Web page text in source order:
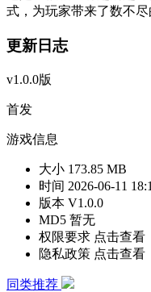
式，为玩家带来了数不尽
更新日志
v1.0.0版
首发
游戏信息
大小 173.85 MB
时间 2026-06-11
版本 V1.0.0
MD5 暂无
权限要求 点击查看
隐私政策 点击查看
同类推荐